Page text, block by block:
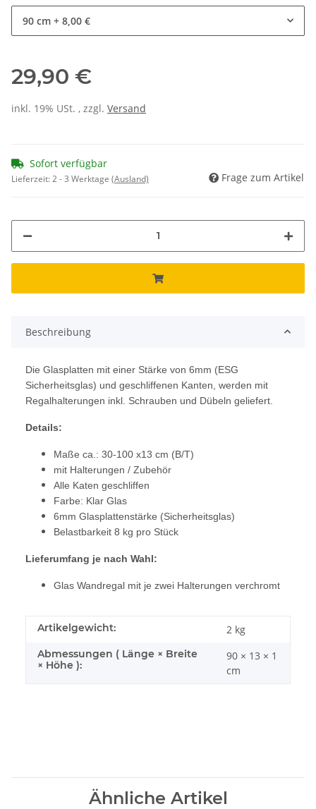
90 cm + 8,00 €
29,90 €
inkl. 19% USt. , zzgl. Versand
Sofort verfügbar
Lieferzeit:2 - 3 Werktage (Ausland) Frage zum Artikel
Beschreibung
Die Glasplatten mit einer Stärke von 6mm (ESG
Sicherheitsglas) und geschliffenen Kanten, werden mit
Regalhalterungen inkl. Schrauben und Dübeln geliefert.
Details:
Maße ca.: 30-100 x13 cm (B/T)
mit Halterungen / Zubehör
Alle Katen geschliffen
Farbe: Klar Glas
6mm Glasplattenstärke (Sicherheitsglas)
Belastbarkeit 8 kg pro Stück
Lieferumfang je nach Wahl:
Glas Wandregal mit je zwei Halterungen verchromt
Artikelgewicht: 2 kg
Abmessungen ( Länge × Breite
× Höhe ):
90 × 13 × 1
cm
Ähnliche Artikel